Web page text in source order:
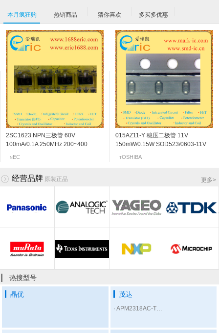
本月疯狂购 热销商品 猜你喜欢 多买多优惠
2SC1623 NPN三极管 60V
100mA/0.1A 250MHz 200~400
N EC
015AZ11-Y 稳压二极管 11V
150mW/0.15W SOD523/0603-11V
TOSHIBA
2SA1461 PNP三极管 -40V
-200mA/-0.2A 510MHz 100~200
N EC
BF776 NPN三极管 13V 50mA 46Ghz
180 SOT-343 marking/标记 R3s 高性
INFINEON
LM3Z10VT1G 稳压二极管 10V
200mW/0.2W SOD323/0805-10v
长 电
AAT3242ITP-QQ-T1 LDO电压调整器/
稳压电源IC 2.8/2.8V 400mV/200mV
ANALOGIC
2SK1399 N沟道MOSFET 50V
100mA/0.1A SOT-23/SC-59 marking/
N EC
2SK210-GR N沟道结型场效应管 18v
6~14mA SOT-23 marking/标记 YG
TOSHIBA
更多>
经营品牌 原装正品
热搜型号
晶优 茂达
APM2318AC-TRL